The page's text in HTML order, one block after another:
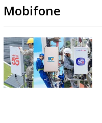
Mobifone